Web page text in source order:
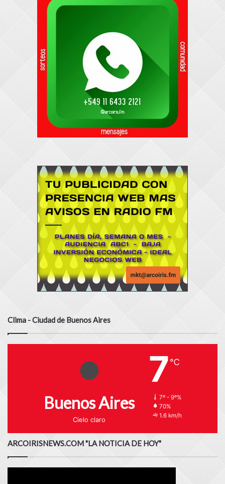
Clima - Ciudad de Buenos Aires
Buenos Aires
Cielo claro
7 ℃
7º - 9º%
70%
1.6 km/h
ARCOIRISNEWS.COM "LA NOTICIA DE HOY"